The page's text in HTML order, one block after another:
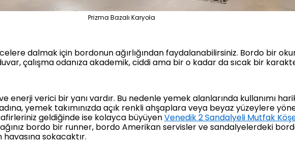
Prizma Bazalı Karyola
dalmak için bordonun ağırlığından faydalanabilirsiniz. Bordo bir
çalışma odanıza akademik, ciddi ama bir o kadar da sıcak bir
ve enerji verici bir yanı vardır. Bu nedenle yemek alanlarında kullanımı
yemek takımınızda açık renkli ahşaplara veya beyaz yüzeylere
geldiğinde ise kolayca büyüyenVenedik 2 Sandalyeli Mutfak
bordo bir runner, bordo Amerikan servisler ve sandalyelerdeki
sokacaktır.